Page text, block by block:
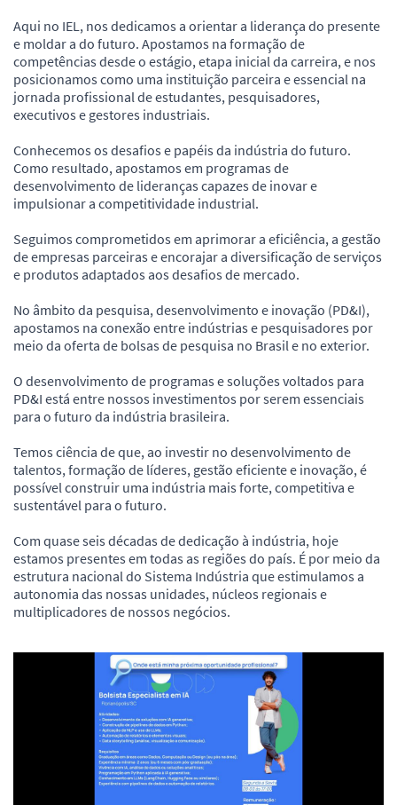
Aqui no IEL, nos dedicamos a orientar a liderança do presente
e moldar a do futuro. Apostamos na formação de
competências desde o estágio, etapa inicial da carreira, e nos
posicionamos como uma instituição parceira e essencial na
jornada profissional de estudantes, pesquisadores,
executivos e gestores industriais.
Conhecemos os desafios e papéis da indústria do futuro.
Como resultado, apostamos em programas de
desenvolvimento de lideranças capazes de inovar e
impulsionar a competitividade industrial.
Seguimos comprometidos em aprimorar a eficiência, a gestão
de empresas parceiras e encorajar a diversificação de serviços
e produtos adaptados aos desafios de mercado.
No âmbito da pesquisa, desenvolvimento e inovação (PD&I),
apostamos na conexão entre indústrias e pesquisadores por
meio da oferta de bolsas de pesquisa no Brasil e no exterior.
O desenvolvimento de programas e soluções voltados para
PD&I está entre nossos investimentos por serem essenciais
para o futuro da indústria brasileira.
Temos ciência de que, ao investir no desenvolvimento de
talentos, formação de líderes, gestão eficiente e inovação, é
possível construir uma indústria mais forte, competitiva e
sustentável para o futuro.
Com quase seis décadas de dedicação à indústria, hoje
estamos presentes em todas as regiões do país. É por meio da
estrutura nacional do Sistema Indústria que estimulamos a
autonomia das nossas unidades, núcleos regionais e
multiplicadores de nossos negócios.